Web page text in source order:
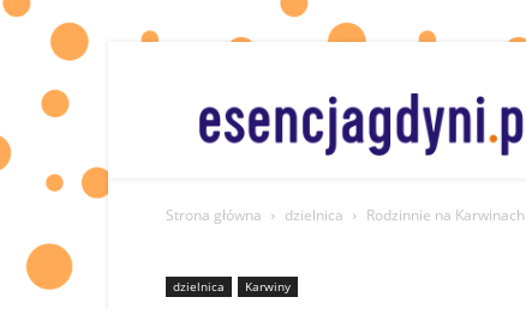
|
informacje
dla
Strona główna dzielnica Rodzinnie na Karwinach
dzielnica Karwiny